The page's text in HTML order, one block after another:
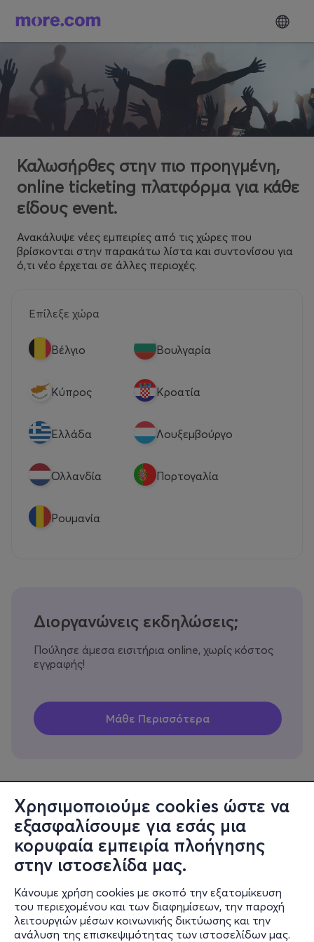
Χρησιμοποιούμε cookies ώστε να
εξασφαλίσουμε για εσάς μια
κορυφαία εμπειρία πλοήγησης
στην ιστοσελίδα μας.
Κάνουμε χρήση cookies με σκοπό την εξατομίκευση
του περιεχομένου και των διαφημίσεων, την παροχή
λειτουργιών μέσων κοινωνικής δικτύωσης και την
ανάλυση της επισκεψιμότητας των ιστοσελίδων μας.
Καλωσήρθες στην πιο προηγμένη,
online ticketing πλατφόρμα για κάθε
είδους event.
Ανακάλυψε νέες εμπειρίες από τις χώρες που
βρίσκονται στην παρακάτω λίστα και συντονίσου για
ό,τι νέο έρχεται σε άλλες περιοχές.
Επίλεξε χώρα
Βέλγιο Βουλγαρία
Κύπρος Κροατία
Eλλάδα Λουξεμβούργο
Ολλανδία Πορτογαλία
Ρουμανία
Διοργανώνεις εκδηλώσεις;
Πούλησε άμεσα εισιτήρια online, χωρίς κόστος
εγγραφής!
Πληροφορίες
Υποστήριξη
Stay Connected